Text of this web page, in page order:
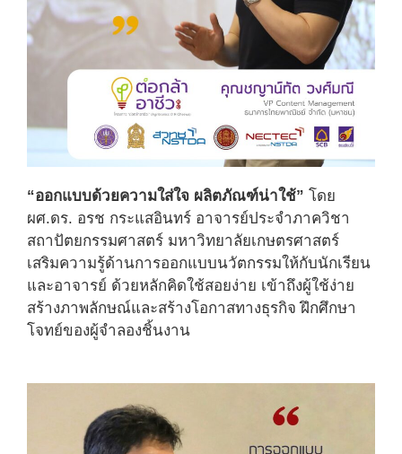
“ออกแบบด้วยความใส่ใจ ผลิตภัณฑ์น่าใช้” โดย
ผศ.ดร. อรช กระแสอินทร์ อาจารย์ประจำภาควิชา
สถาปัตยกรรมศาสตร์ มหาวิทยาลัยเกษตรศาสตร์
เสริมความรู้ด้านการออกแบบนวัตกรรมให้กับนักเรียน
และอาจารย์ ด้วยหลักคิดใช้สอยง่าย เข้าถึงผู้ใช้ง่าย
สร้างภาพลักษณ์และสร้างโอกาสทางธุรกิจ ฝึกศึกษา
โจทย์ของผู้จำลองชิ้นงาน